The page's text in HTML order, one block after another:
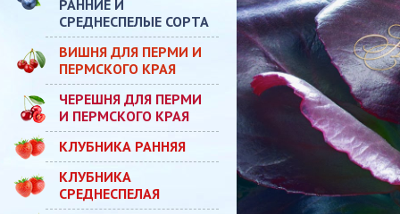
РАННИЕ И
СРЕДНЕСПЕЛЫЕ СОРТА
ВИШНЯ ДЛЯ ПЕРМИ И
ПЕРМСКОГО КРАЯ
ЧЕРЕШНЯ ДЛЯ ПЕРМИ
И ПЕРМСКОГО КРАЯ
КЛУБНИКА РАННЯЯ
КЛУБНИКА
СРЕДНЕСПЕЛАЯ